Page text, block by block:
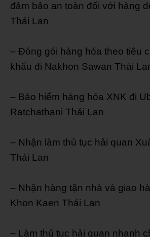
đảm bảo an toàn đối với hàng
Thái Lan
– Đóng gói hàng hóa theo tiêu
khẩu đi Nakhon Sawan Thái
– Bảo hiểm hàng hóa XNK đi
Ratchathani Thái Lan
– Nhận làm thủ tục hải quan
Thái Lan
– Nhận hàng tận nhà và giao
Khon Kaen Thái Lan
– Làm thủ tục hải quan nhanh